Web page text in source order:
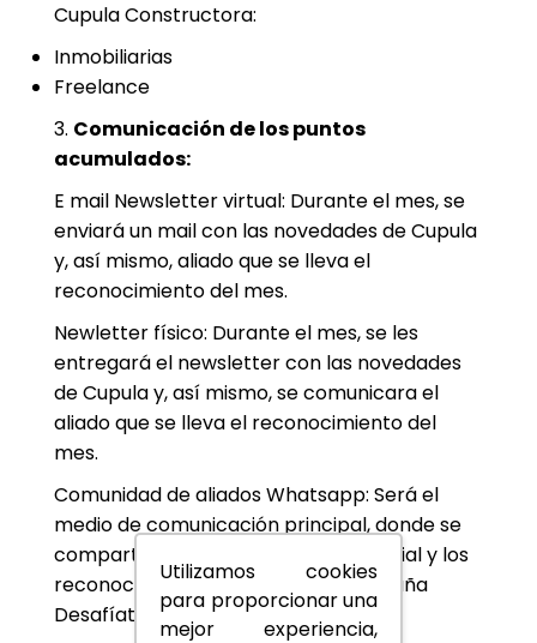
Utilizamos cookies
para proporcionar una
mejor experiencia,
Cupula Constructora:
Inmobiliarias
Freelance
3. Comunicación de los puntos
acumulados:
E mail Newsletter virtual: Durante el mes, se
enviará un mail con las novedades de Cupula
y, así mismo, aliado que se lleva el
reconocimiento del mes.
Newletter físico: Durante el mes, se les
entregará el newsletter con las novedades
de Cupula y, así mismo, se comunicara el
aliado que se lleva el reconocimiento del
mes.
Comunidad de aliados Whatsapp: Será el
medio de comunicación principal, donde se
compartirá piezas de apoyo comercial y los
reconocimientos alusivos a la campaña
Desafíate.